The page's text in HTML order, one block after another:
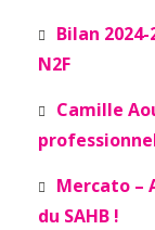
Bilan
N2F
Camille
Mercato –
du SAHB !